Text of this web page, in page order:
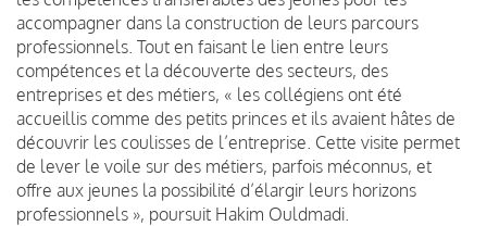
accompagner dans la construction de leurs parcours
professionnels. Tout en faisant le lien entre leurs
compétences et la découverte des secteurs, des
entreprises et des métiers, « les collégiens ont été
accueillis comme des petits princes et ils avaient hâtes de
découvrir les coulisses de l’entreprise. Cette visite permet
de lever le voile sur des métiers, parfois méconnus, et
offre aux jeunes la possibilité d’élargir leurs horizons
professionnels », poursuit Hakim Ouldmadi.